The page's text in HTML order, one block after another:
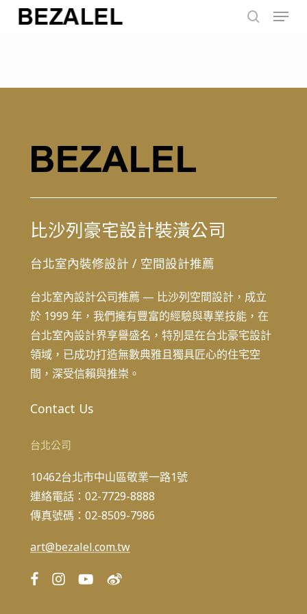
Skip
Menu
比沙列豪宅設計裝潢公司
台北室內裝修設計 / 空間設計推薦
台北室內設計公司推薦 — 比沙列空間設計，成立
於 1999 年，我們擁有豐富的經驗與專業技能，在
台北室內設計界享譽盛名，特別是在台北豪宅設計
領域，已成功打造無數典雅且獨具匠心的住宅空
間，深受信賴與推崇。
Contact Us
台北公司
10462台北市中山區敬業一路1號
連絡電話：02-7729-8888
傳真號碼：02-8509-7986
art@bezalel.com.tw